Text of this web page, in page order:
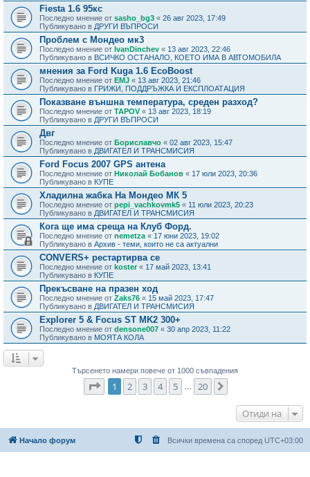
Fiesta 1.6 95кс
Последно мнение от sasho_bg3 « 26 авг 2023, 17:49
Публикувано в ДРУГИ ВЪПРОСИ
Проблем с Мондео мк3
Последно мнение от IvanDinchev « 13 авг 2023, 22:46
Публикувано в ВСИЧКО ОСТАНАЛО, КОЕТО ИМА В АВТОМОБИЛА
мнения за Ford Kuga 1.6 EcoBoost
Последно мнение от EMJ « 13 авг 2023, 21:46
Публикувано в ГРИЖИ, ПОДДРЪЖКА И ЕКСПЛОАТАЦИЯ
Показване външна температура, среден разход?
Последно мнение от TAPOV« 13 авг 2023, 18:19
Публикувано в ДРУГИ ВЪПРОСИ
Двг
Последно мнение от Бориславчо « 02 авг 2023, 15:47
Публикувано в ДВИГАТЕЛ И ТРАНСМИСИЯ
Ford Focus 2007 GPS антена
Последно мнение от Николай Бобанов « 17 юли 2023, 20:36
Публикувано в КУПЕ
Хладилна жабка На Мондео МК 5
Последно мнение от pepi_vachkovmk5 « 11 юли 2023, 20:23
Публикувано в ДВИГАТЕЛ И ТРАНСМИСИЯ
Кога ще има среща на Клуб Форд.
Последно мнение от nemetza « 17 юни 2023, 19:02
Публикувано в Архив - теми, които не са актуални
CONVERS+ рестартирва се
Последно мнение от koster « 17 май 2023, 13:41
Публикувано в КУПЕ
Прекъсване на празен ход
Последно мнение от Zaks76 « 15 май 2023, 17:47
Публикувано в ДВИГАТЕЛ И ТРАНСМИСИЯ
Explorer 5 & Focus ST MK2 300+
Последно мнение от densone007 « 30 апр 2023, 11:22
Публикувано в МОЯТА КОЛА
Търсенето намери повече от 1000 съвпадения
Страница1 от
1 2 3 4 5 20
Отиди на
Начало форум Всички времена са според UTC+03:00